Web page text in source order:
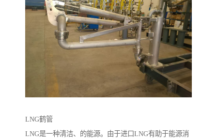
LNG鹤管
LNG是一种清洁、的能源。由于进口LNG有助于能源消